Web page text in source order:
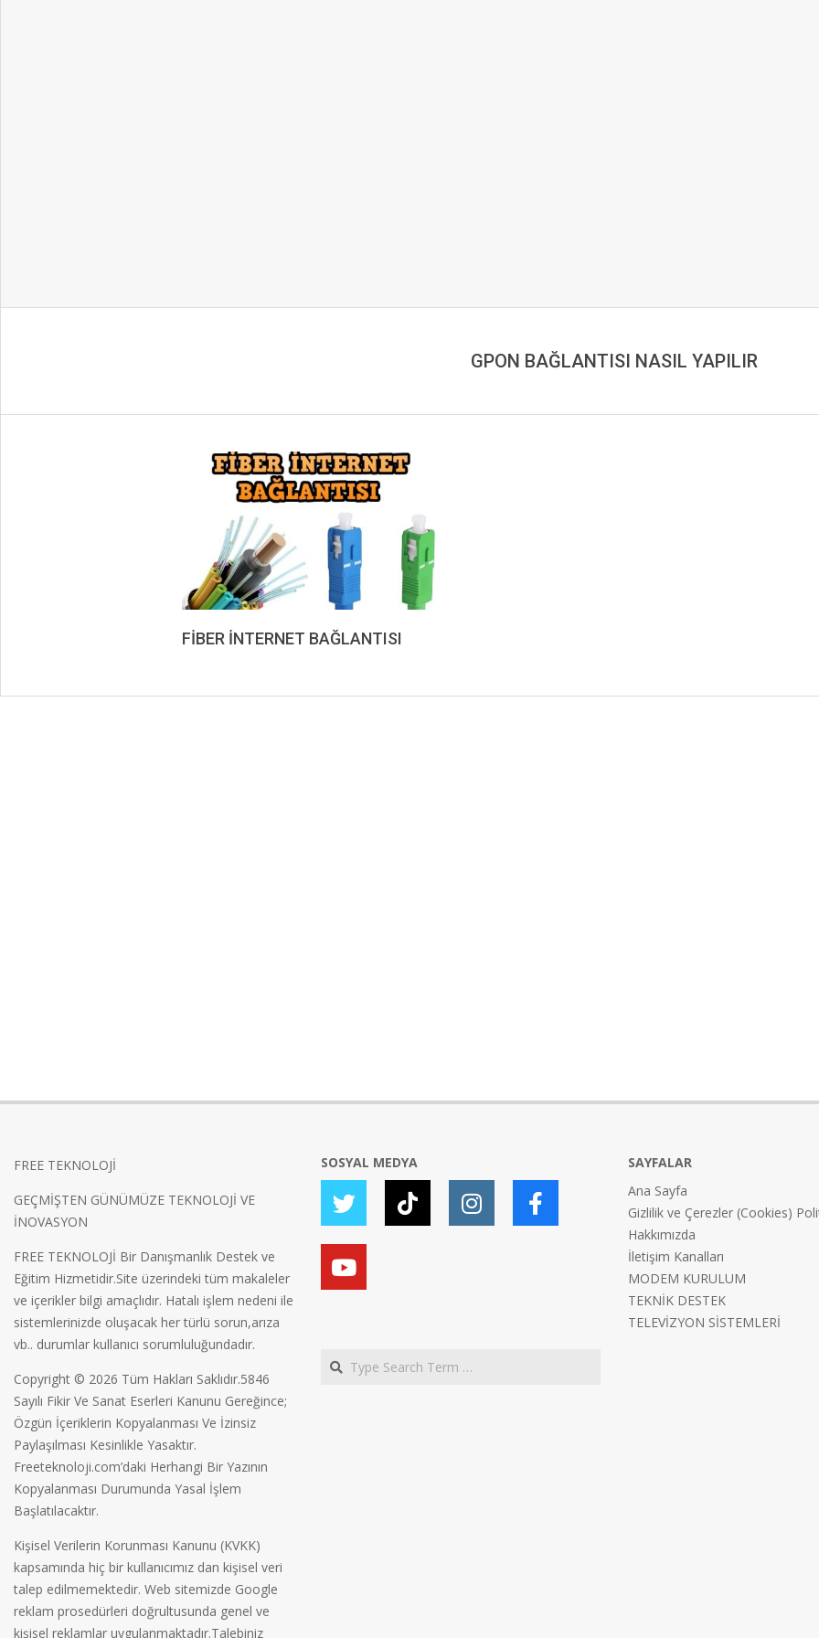
GPON BAĞLANTISI NASIL YAPILIR
FİBER İNTERNET BAĞLANTISI
FREE TEKNOLOJİ
GEÇMİŞTEN GÜNÜMÜZE TEKNOLOJİ VE
İNOVASYON
FREE TEKNOLOJİ Bir Danışmanlık Destek ve
Eğitim Hizmetidir.Site üzerindeki tüm makaleler
ve içerikler bilgi amaçlıdır. Hatalı işlem nedeni ile
sistemlerinizde oluşacak her türlü sorun,arıza
vb.. durumlar kullanıcı sorumluluğundadır.
Copyright © 2026 Tüm Hakları Saklıdır.5846
Sayılı Fikir Ve Sanat Eserleri Kanunu Gereğince;
Özgün İçeriklerin Kopyalanması Ve İzinsiz
Paylaşılması Kesinlikle Yasaktır.
Freeteknoloji.com’daki Herhangi Bir Yazının
Kopyalanması Durumunda Yasal İşlem
Başlatılacaktır.
Kişisel Verilerin Korunması Kanunu (KVKK)
kapsamında hiç bir kullanıcımız dan kişisel veri
talep edilmemektedir. Web sitemizde Google
reklam prosedürleri doğrultusunda genel ve
kişisel reklamlar uygulanmaktadır.Talebiniz
SOSYAL MEDYA
Search
SAYFALAR
Ana Sayfa
Gizlilik ve Çerezler (Cookies)
Hakkımızda
İletişim Kanalları
MODEM KURULUM
TEKNİK DESTEK
TELEVİZYON SİSTEMLERİ